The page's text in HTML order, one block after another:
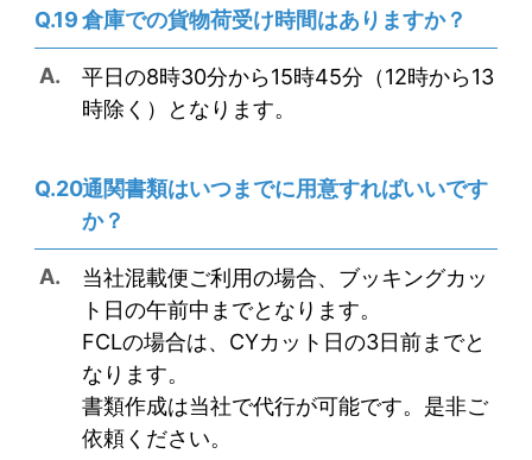
倉庫での貨物荷受け時間はありますか？
平日の8時30分から15時45分（12時から13
時除く）となります。
通関書類はいつまでに用意すればいいです
か？
当社混載便ご利用の場合、ブッキングカッ
ト日の午前中までとなります。
FCLの場合は、CYカット日の3日前までと
なります。
書類作成は当社で代行が可能です。是非ご
依頼ください。